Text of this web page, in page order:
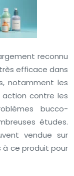
reconnu
efficace dans
notamment les
contre les
bucco-
études.
vendue sur
à ce produit pour